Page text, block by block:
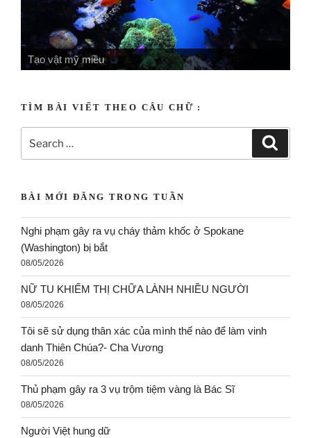
Tạo vật uyên ương
TÌM BÀI VIẾT THEO CÂU CHỮ :
BÀI MỚI ĐĂNG TRONG TUẦN
Nghi phạm gây ra vụ cháy thảm khốc ở Spokane
(Washington) bị bắt
08/05/2026
NỮ TU KHIẾM THỊ CHỮA LÀNH NHIỀU NGƯỜI
08/05/2026
Tôi sẽ sử dụng thân xác của mình thế nào để làm vinh
danh Thiên Chúa?- Cha Vương
08/05/2026
Thủ phạm gây ra 3 vụ trộm tiệm vàng là Bác Sĩ
08/05/2026
Người Việt hung dữ